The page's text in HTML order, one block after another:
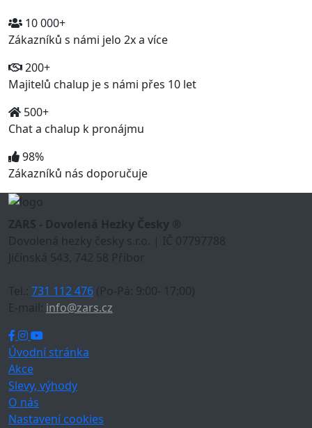
10 000+
Zákazníků s námi jelo 2x a více
200+
Majitelů chalup je s námi přes 10 let
500+
Chat a chalup k pronájmu
98%
Zákazníků nás doporučuje
ZARS - Dovolená Hezky Česky ®
Dovolená hezky česky s.r.o. | IČ 07797788
Jičínská 543, 742 58 Příbor
Tel.: 731 112 476 (Po-Pá: 9:00- 17:00)
E-mail: info@zars.cz
Úvodní stránka
Akce
Slevy, výhody
O nás
Nastavení cookies